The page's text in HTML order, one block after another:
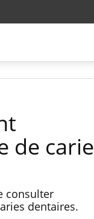
de carie
consulter
dentaires.